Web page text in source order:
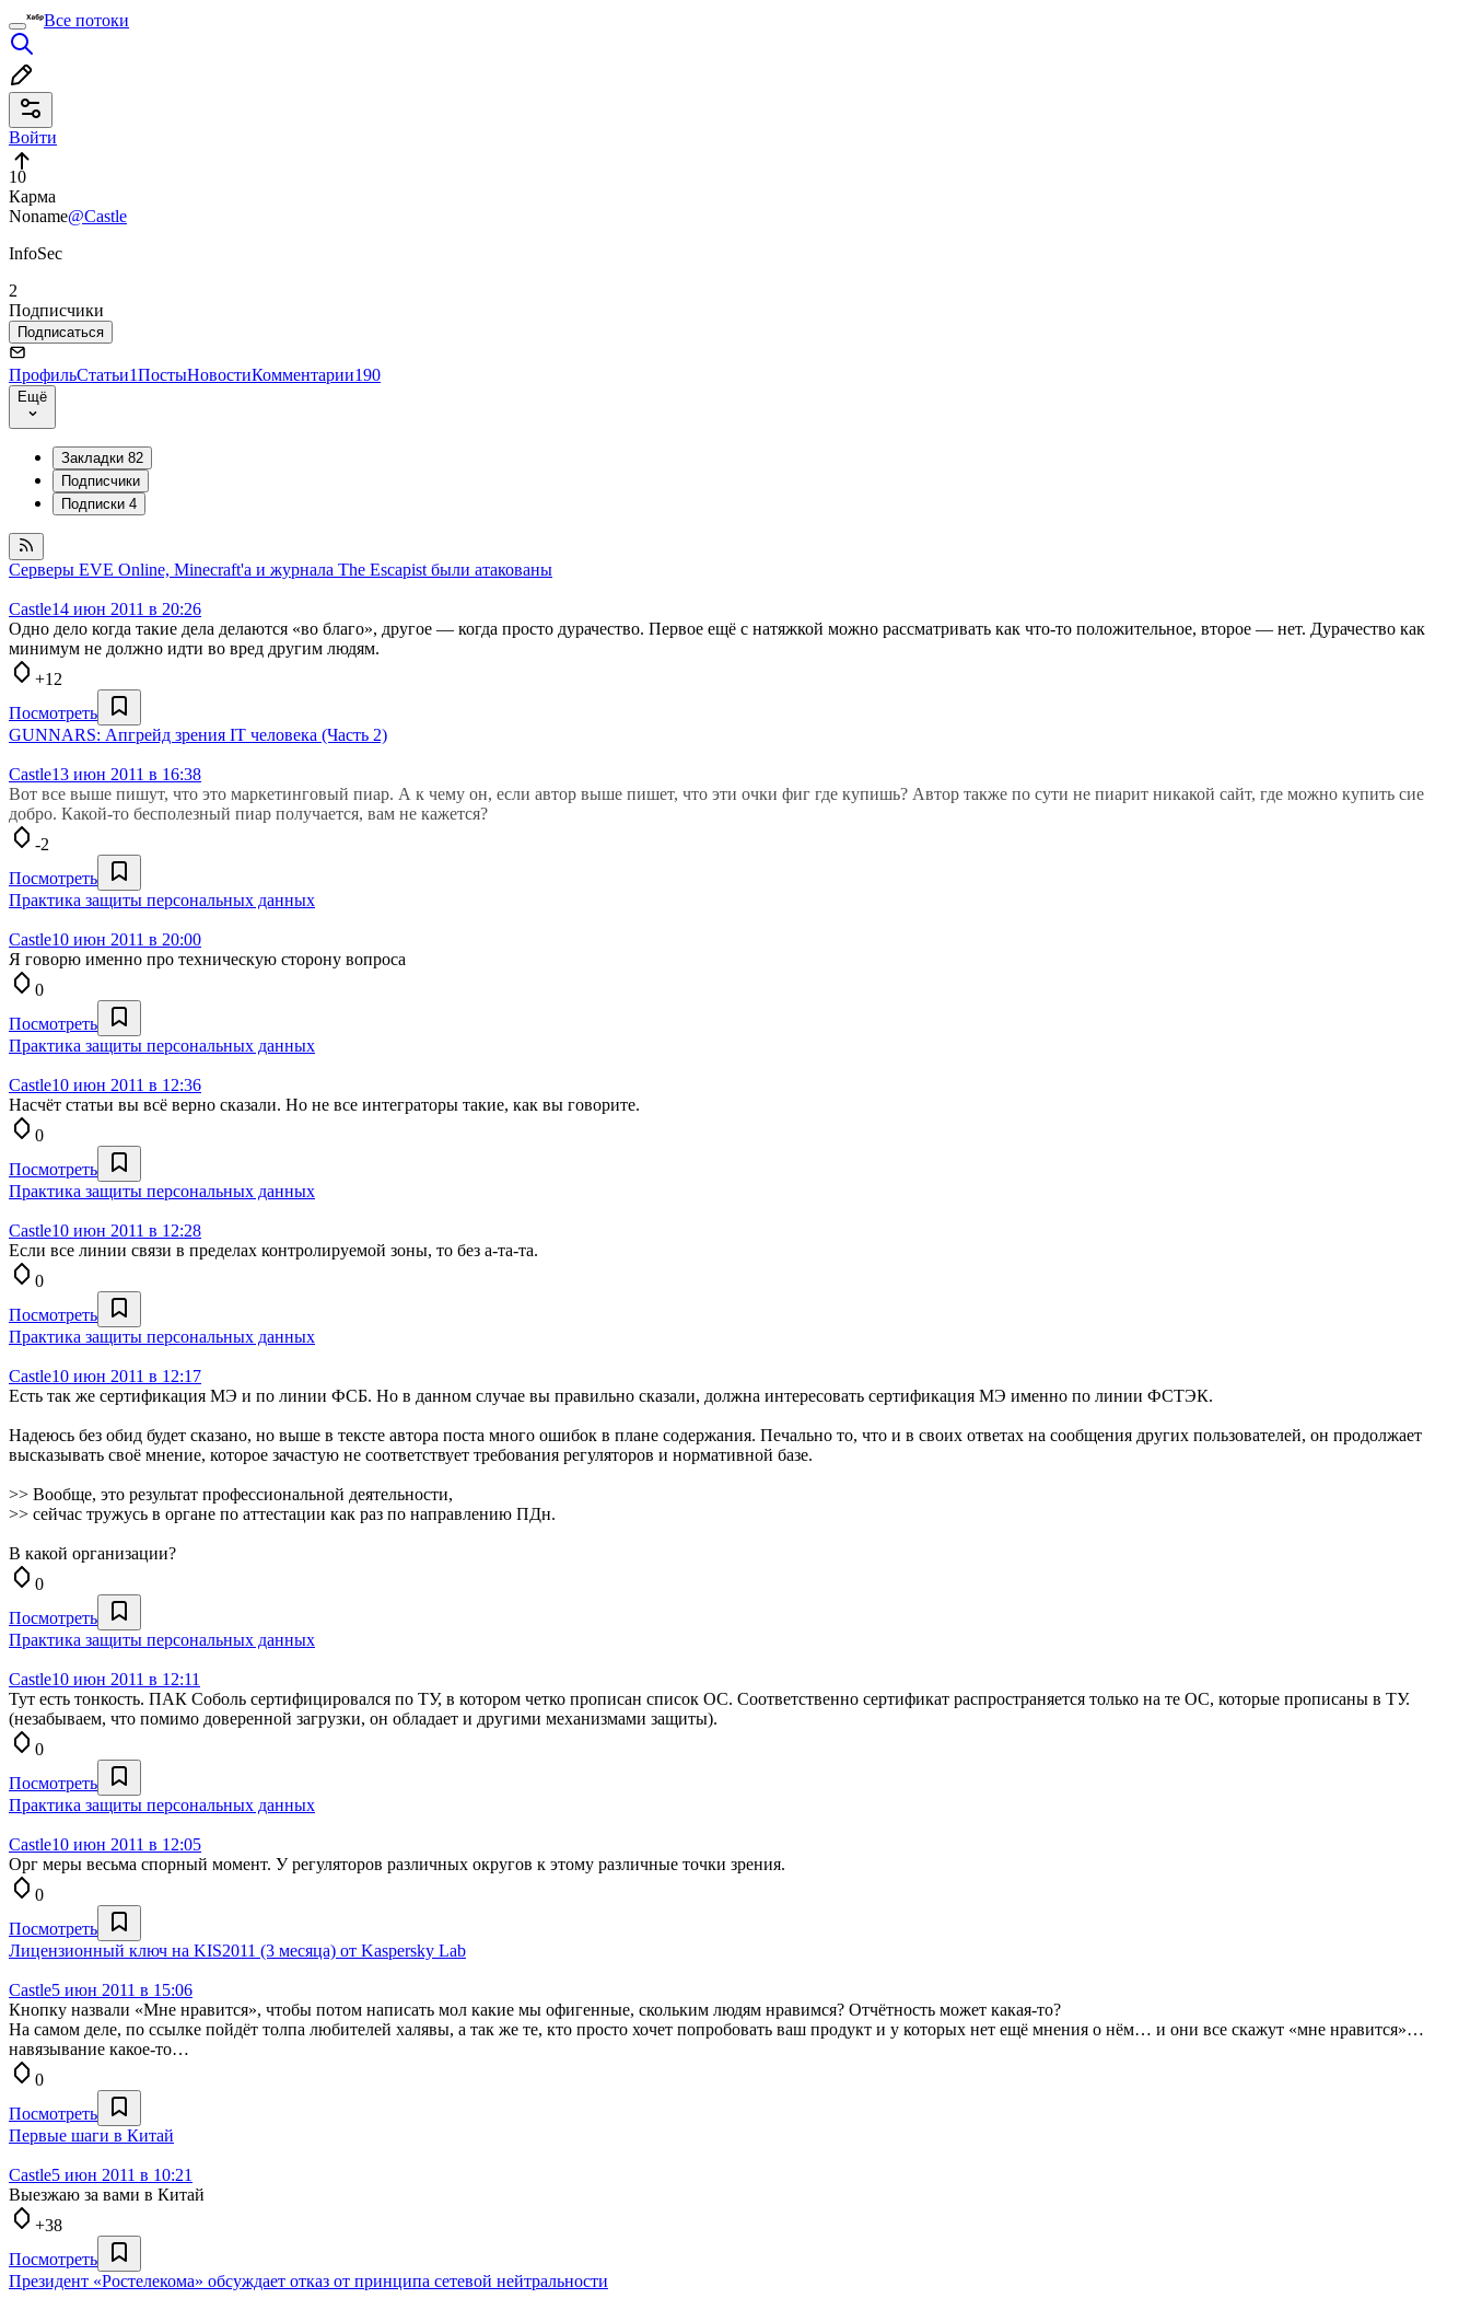
Все потоки
Войти
10
Карма
Noname@Castle
InfoSec
2
Подписчики
Подписаться
ПрофильСтатьи1ПостыНовостиКомментарии190
Ещё
Закладки 82
Подписчики
Подписки 4
Серверы EVE Online, Minecraft'а и журнала The Escapist были атакованы
Castle14 июн 2011 в 20:26
Одно дело когда такие дела делаются «во благо», другое — когда просто дурачество. Первое ещё с натяжкой можно рассматривать как что-то положительное, второе — нет. Дурачество как
минимум не должно идти во вред другим людям.
+12
Посмотреть
GUNNARS: Апгрейд зрения IT человека (Часть 2)
Castle13 июн 2011 в 16:38
Вот все выше пишут, что это маркетинговый пиар. А к чему он, если автор выше пишет, что эти очки фиг где купишь? Автор также по сути не пиарит никакой сайт, где можно купить сие
добро. Какой-то бесполезный пиар получается, вам не кажется?
-2
Посмотреть
Практика защиты персональных данных
Castle10 июн 2011 в 20:00
Я говорю именно про техническую сторону вопроса
0
Посмотреть
Практика защиты персональных данных
Castle10 июн 2011 в 12:36
Насчёт статьи вы всё верно сказали. Но не все интеграторы такие, как вы говорите.
0
Посмотреть
Практика защиты персональных данных
Castle10 июн 2011 в 12:28
Если все линии связи в пределах контролируемой зоны, то без а-та-та.
0
Посмотреть
Практика защиты персональных данных
Castle10 июн 2011 в 12:17
Есть так же сертификация МЭ и по линии ФСБ. Но в данном случае вы правильно сказали, должна интересовать сертификация МЭ именно по линии ФСТЭК.
Надеюсь без обид будет сказано, но выше в тексте автора поста много ошибок в плане содержания. Печально то, что и в своих ответах на сообщения других пользователей, он продолжает
высказывать своё мнение, которое зачастую не соответствует требования регуляторов и нормативной базе.
>> Вообще, это результат профессиональной деятельности,
>> сейчас тружусь в органе по аттестации как раз по направлению ПДн.
В какой организации?
0
Посмотреть
Практика защиты персональных данных
Castle10 июн 2011 в 12:11
Тут есть тонкость. ПАК Соболь сертифицировался по ТУ, в котором четко прописан список ОС. Соответственно сертификат распространяется только на те ОС, которые прописаны в ТУ.
(незабываем, что помимо доверенной загрузки, он обладает и другими механизмами защиты).
0
Посмотреть
Практика защиты персональных данных
Castle10 июн 2011 в 12:05
Орг меры весьма спорный момент. У регуляторов различных округов к этому различные точки зрения.
0
Посмотреть
Лицензионный ключ на KIS2011 (3 месяца) от Kaspersky Lab
Castle5 июн 2011 в 15:06
Кнопку назвали «Мне нравится», чтобы потом написать мол какие мы офигенные, скольким людям нравимся? Отчётность может какая-то?
На самом деле, по ссылке пойдёт толпа любителей халявы, а так же те, кто просто хочет попробовать ваш продукт и у которых нет ещё мнения о нём… и они все скажут «мне нравится»…
навязывание какое-то…
0
Посмотреть
Первые шаги в Китай
Castle5 июн 2011 в 10:21
Выезжаю за вами в Китай
+38
Посмотреть
Президент «Ростелекома» обсуждает отказ от принципа сетевой нейтральности